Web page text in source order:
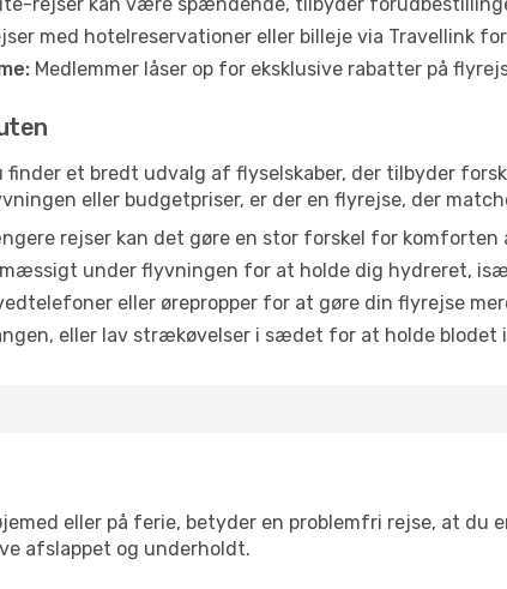
med hotelreservationer eller billeje via Travellink
Medlemmer låser op for eksklusive rabatter på
finder et bredt udvalg af flyselskaber, der tilbyder
eller budgetpriser, er der en flyrejse, der
rejser kan det gøre en stor forskel for
under flyvningen for at holde dig hydreret,
eller ørepropper for at gøre din flyrejse
eller lav strækøvelser i sædet for at holde blodet
eller på ferie, betyder en problemfri rejse, at du
afslappet og underholdt.